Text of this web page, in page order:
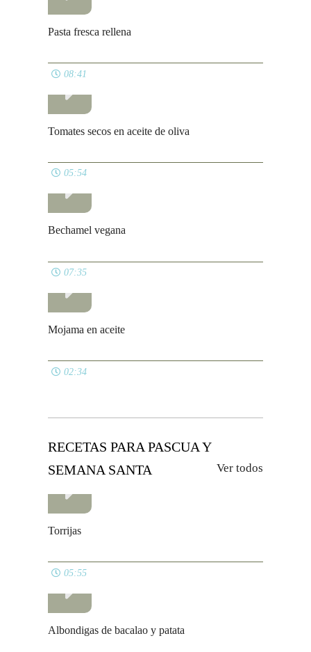
Pasta fresca rellena
08:41
Tomates secos en aceite de oliva
05:54
Bechamel vegana
07:35
Mojama en aceite
02:34
RECETAS PARA PASCUA Y
SEMANA SANTA
Ver todos
Torrijas
05:55
Albondigas de bacalao y patata